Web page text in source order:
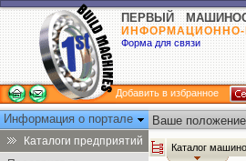
ПЕРВЫЙ
Форма для связи
Добавить в избранное
Информация о портале
Каталоги предприятий
Ваше
Каталог